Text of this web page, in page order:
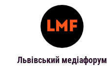
Львівський медіафорум